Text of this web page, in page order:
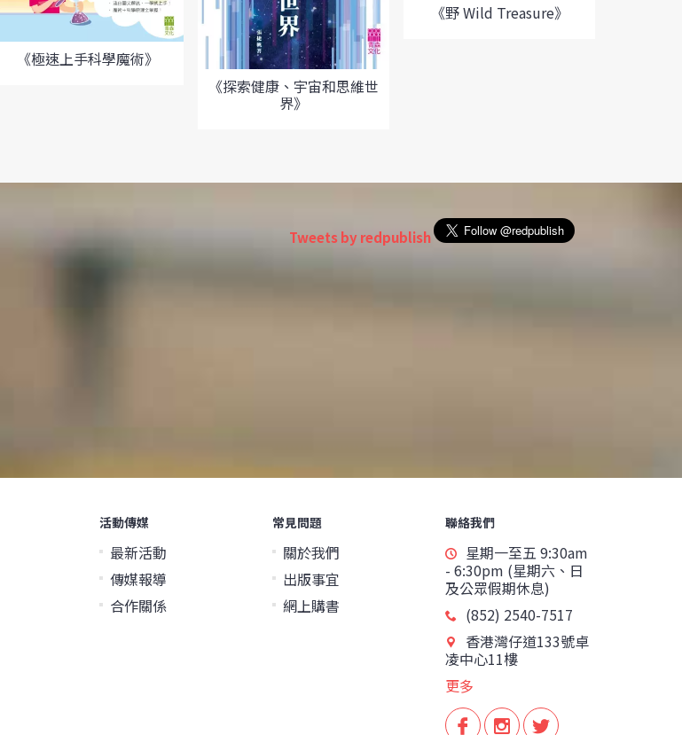
《極速上手科學魔術》
《探索健康、宇宙和思維世
界》
《野 Wild Treasure》
Tweets by redpublish
活動傳媒
最新活動
傳媒報導
合作關係
常見問題
關於我們
出版事宜
網上購書
聯絡我們
星期一至五 9:30am
- 6:30pm (星期六、日
及公眾假期休息)
(852) 2540-7517
香港灣仔道133號卓
凌中心11樓
更多